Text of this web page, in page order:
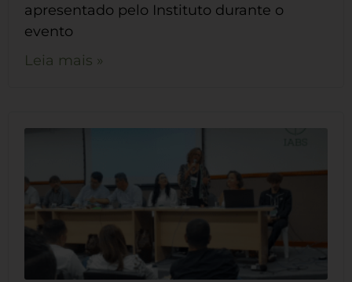
apresentado pelo Instituto durante o
evento
Leia mais »